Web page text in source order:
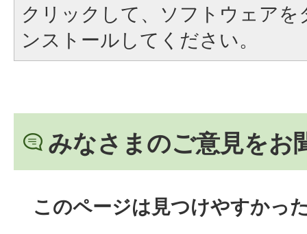
クリックして、ソフトウェア
ンストールしてください。
みなさまのご意見をお
このページは見つけやすかっ